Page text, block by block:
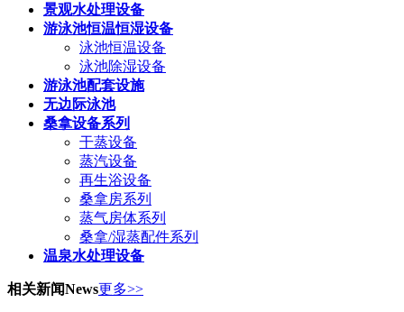
景观水处理设备
游泳池恒温恒湿设备
泳池恒温设备
泳池除湿设备
游泳池配套设施
无边际泳池
桑拿设备系列
干蒸设备
蒸汽设备
再生浴设备
桑拿房系列
蒸气房体系列
桑拿/湿蒸配件系列
温泉水处理设备
相关新闻News更多>>